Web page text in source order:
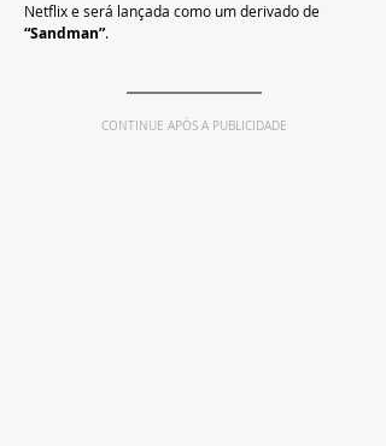
Netflix e será lançada como um derivado de
“Sandman”.
CONTINUE APÓS A PUBLICIDADE